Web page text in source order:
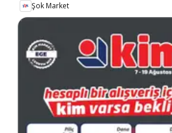
Şok Market